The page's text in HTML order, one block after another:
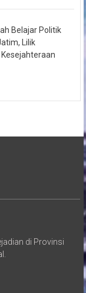
Belajar Politik
Lilik
di Provinsi